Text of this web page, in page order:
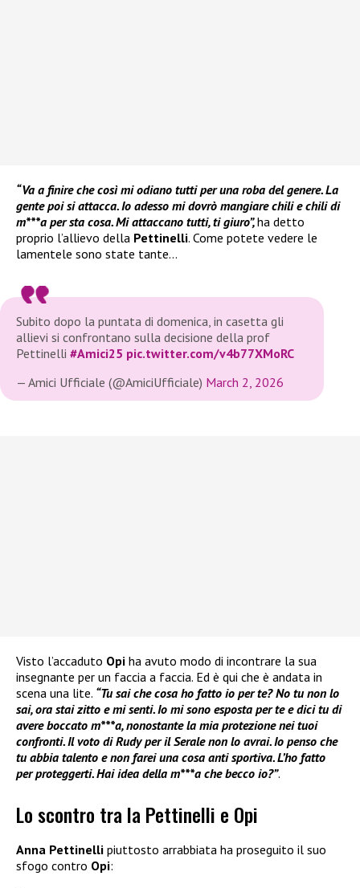
“Va a finire che così mi odiano tutti per una roba del genere. La
gente poi si attacca. Io adesso mi dovrò mangiare chili e chili di
m***a per sta cosa. Mi attaccano tutti, ti giuro”,ha detto
proprio l’allievo della Pettinelli. Come potete vedere le
lamentele sono state tante…
Subito dopo la puntata di domenica, in casetta gli
allievi si confrontano sulla decisione della prof
Pettinelli #Amici25 pic.twitter.com/v4b77XMoRC
— Amici Ufficiale (@AmiciUfficiale) March 2, 2026
Visto l’accaduto Opi ha avuto modo di incontrare la sua
insegnante per un faccia a faccia. Ed è qui che è andata in
scena una lite. “Tu sai che cosa ho fatto io per te? No tu non lo
sai, ora stai zitto e mi senti. Io mi sono esposta per te e dici tu di
avere boccato m***a, nonostante la mia protezione nei tuoi
confronti. Il voto di Rudy per il Serale non lo avrai. Io penso che
tu abbia talento e non farei una cosa anti sportiva. L’ho fatto
per proteggerti. Hai idea della m***a che becco io?”.
Lo scontro tra la Pettinelli e Opi
Anna Pettinelli piuttosto arrabbiata ha proseguito il suo
sfogo contro Opi: